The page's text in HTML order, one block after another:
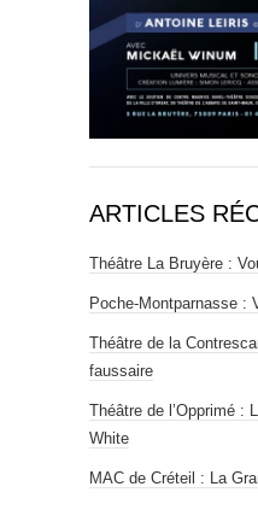
ARTICLES
Théâtre La Bruyère :
Poche-Montparnasse :
Théâtre de la
faussaire
Théâtre de l’Opprimé :
White
MAC de Créteil : La